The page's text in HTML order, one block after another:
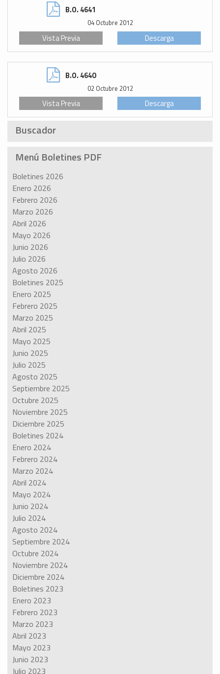
B.O. 4641
04 Octubre 2012
Descarga
Vista Previa
B.O. 4640
02 Octubre 2012
Descarga
Vista Previa
Buscador
Menú Boletines PDF
Boletines 2026
Enero 2026
Febrero 2026
Marzo 2026
Abril 2026
Mayo 2026
Junio 2026
Julio 2026
Agosto 2026
Boletines 2025
Enero 2025
Febrero 2025
Marzo 2025
Abril 2025
Mayo 2025
Junio 2025
Julio 2025
Agosto 2025
Septiembre 2025
Octubre 2025
Noviembre 2025
Diciembre 2025
Boletines 2024
Enero 2024
Febrero 2024
Marzo 2024
Abril 2024
Mayo 2024
Junio 2024
Julio 2024
Agosto 2024
Septiembre 2024
Octubre 2024
Noviembre 2024
Diciembre 2024
Boletines 2023
Enero 2023
Febrero 2023
Marzo 2023
Abril 2023
Mayo 2023
Junio 2023
Julio 2023